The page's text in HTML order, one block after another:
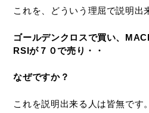
これを、どういう理屈で説明出
ゴールデンクロスで買い、
RSIが７０で売り・・
なぜですか？
これを説明出来る人は皆無です。